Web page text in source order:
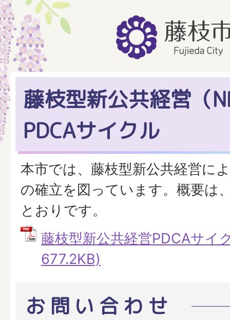
藤枝型新公共経営（
PDCAサイクル
本市では、藤枝型新公共経営に
の確立を図っています。概要は
とおりです。
藤枝型新公共経営PDCAサイ
677.2KB)
お問い合わせ